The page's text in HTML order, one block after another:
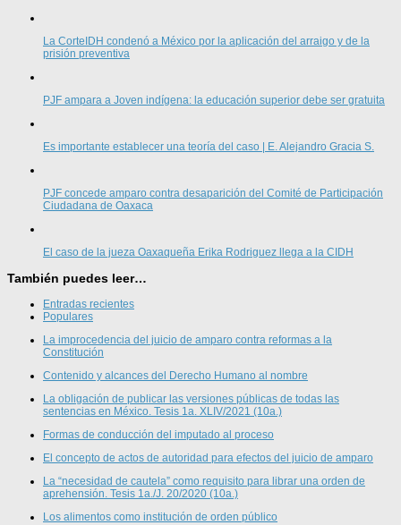
La CorteIDH condenó a México por la aplicación del arraigo y de la
prisión preventiva
PJF ampara a Joven indígena: la educación superior debe ser gratuita
Es importante establecer una teoría del caso | E. Alejandro Gracia S.
PJF concede amparo contra desaparición del Comité de Participación
Ciudadana de Oaxaca
El caso de la jueza Oaxaqueña Erika Rodriguez llega a la CIDH
También puedes leer…
Entradas recientes
Populares
La improcedencia del juicio de amparo contra reformas a la
Constitución
Contenido y alcances del Derecho Humano al nombre
La obligación de publicar las versiones públicas de todas las
sentencias en México. Tesis 1a. XLIV/2021 (10a.)
Formas de conducción del imputado al proceso
El concepto de actos de autoridad para efectos del juicio de amparo
La “necesidad de cautela” como requisito para librar una orden de
aprehensión. Tesis 1a./J. 20/2020 (10a.)
Los alimentos como institución de orden público